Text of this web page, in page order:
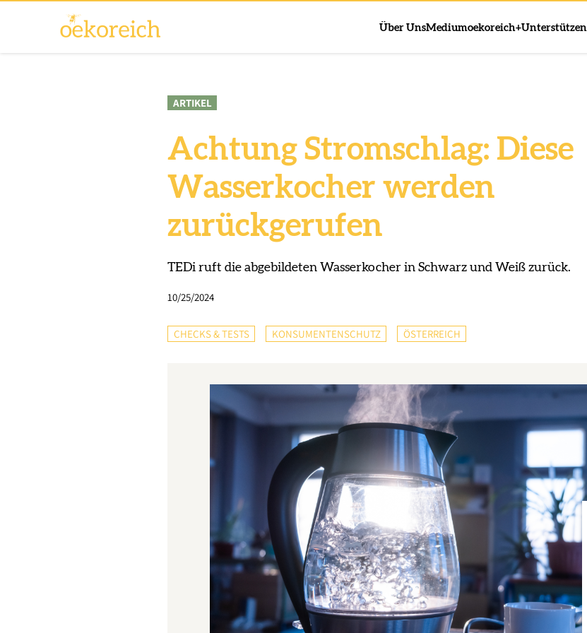
Über UnsMediumoekoreich+Unterstützen
ARTIKEL
Achtung Stromschlag: Diese
Wasserkocher werden
zurückgerufen
TEDi ruft die abgebildeten Wasserkocher in Schwarz und Weiß zurück.
10/25/2024
CHECKS & TESTS KONSUMENTENSCHUTZ ÖSTERREICH